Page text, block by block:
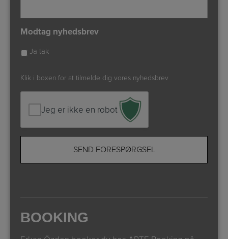
Modtag nyhedsbrev
Ja tak
Klik i boxen for at tilmelde dig vores nyhedsbrev
Jeg er ikke en robot
BOOKING